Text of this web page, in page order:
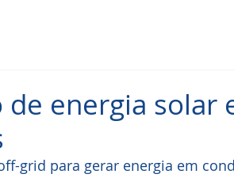
energia solar
grid para gerar energia em